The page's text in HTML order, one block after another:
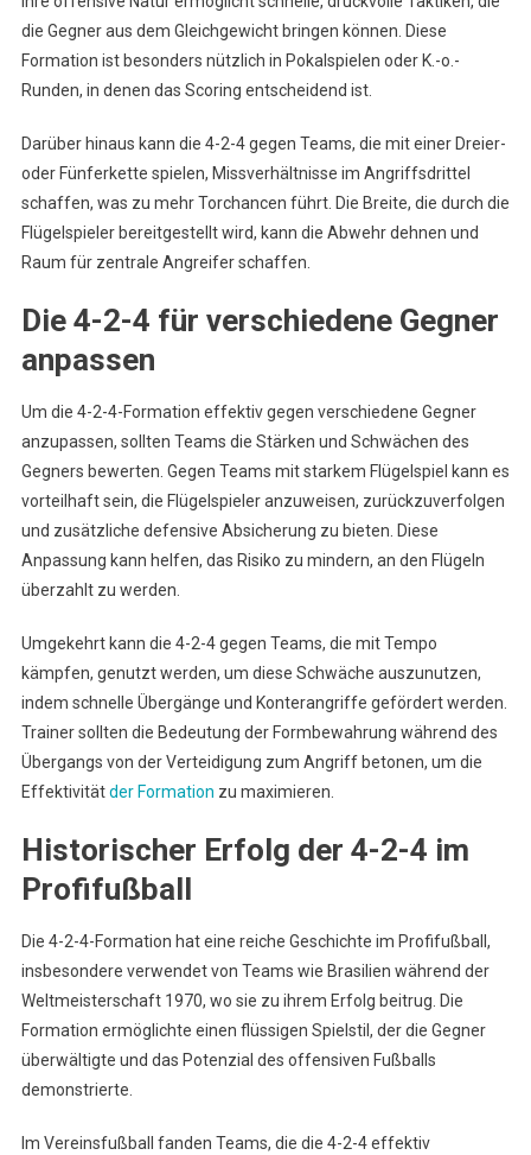
die Gegner aus dem Gleichgewicht bringen können. Diese
Formation ist besonders nützlich in Pokalspielen oder K.-o.-
Runden, in denen das Scoring entscheidend ist.
Darüber hinaus kann die 4-2-4 gegen Teams, die mit einer Dreier-
oder Fünferkette spielen, Missverhältnisse im Angriffsdrittel
schaffen, was zu mehr Torchancen führt. Die Breite, die durch die
Flügelspieler bereitgestellt wird, kann die Abwehr dehnen und
Raum für zentrale Angreifer schaffen.
Die 4-2-4 für verschiedene Gegner
anpassen
Um die 4-2-4-Formation effektiv gegen verschiedene Gegner
anzupassen, sollten Teams die Stärken und Schwächen des
Gegners bewerten. Gegen Teams mit starkem Flügelspiel kann es
vorteilhaft sein, die Flügelspieler anzuweisen, zurückzuverfolgen
und zusätzliche defensive Absicherung zu bieten. Diese
Anpassung kann helfen, das Risiko zu mindern, an den Flügeln
überzahlt zu werden.
Umgekehrt kann die 4-2-4 gegen Teams, die mit Tempo
kämpfen, genutzt werden, um diese Schwäche auszunutzen,
indem schnelle Übergänge und Konterangriffe gefördert werden.
Trainer sollten die Bedeutung der Formbewahrung während des
Übergangs von der Verteidigung zum Angriff betonen, um die
Effektivitätder Formation zu maximieren.
Historischer Erfolg der 4-2-4 im
Profifußball
Die 4-2-4-Formation hat eine reiche Geschichte im Profifußball,
insbesondere verwendet von Teams wie Brasilien während der
Weltmeisterschaft 1970, wo sie zu ihrem Erfolg beitrug. Die
Formation ermöglichte einen flüssigen Spielstil, der die Gegner
überwältigte und das Potenzial des offensiven Fußballs
demonstrierte.
Im Vereinsfußball fanden Teams, die die 4-2-4 effektiv